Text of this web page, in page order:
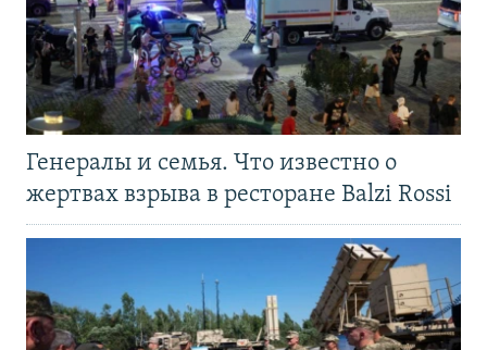
Генералы и семья. Что известно о
жертвах взрыва в ресторане Balzi Rossi